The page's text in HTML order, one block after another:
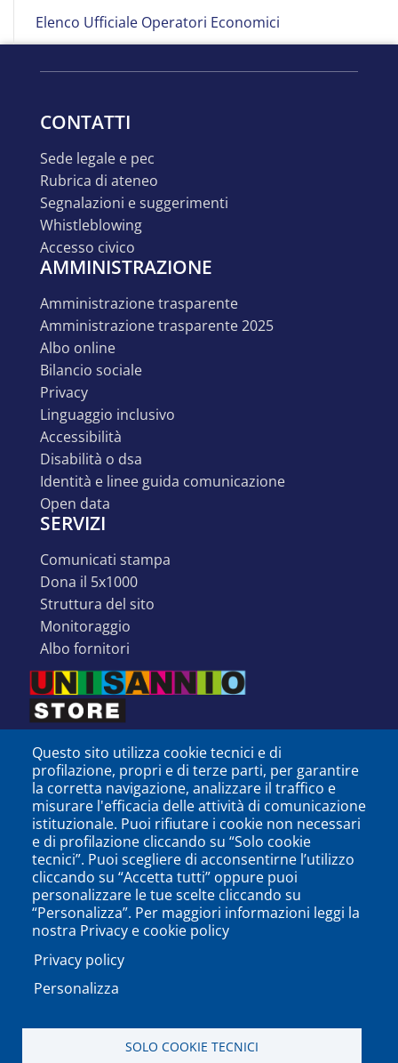
Elenco Ufficiale Operatori Economici
CONTATTI
sede legale e pec
rubrica di ateneo
segnalazioni e suggerimenti
whistleblowing
accesso civico
AMMINISTRAZIONE
amministrazione trasparente
amministrazione trasparente 2025
albo online
bilancio sociale
privacy
linguaggio inclusivo
accessibilità
disabilità o dsa
identità e linee guida comunicazione
open data
SERVIZI
comunicati stampa
dona il 5x1000
struttura del sito
monitoraggio
albo fornitori
SEGUICI SU
PODCAST
Questo sito utilizza cookie tecnici e di
profilazione, propri e di terze parti, per garantire
la corretta navigazione, analizzare il traffico e
misurare l'efficacia delle attività di comunicazione
istituzionale. Puoi rifiutare i cookie non necessari
e di profilazione cliccando su “Solo cookie
tecnici”. Puoi scegliere di acconsentirne l’utilizzo
cliccando su “Accetta tutti” oppure puoi
personalizzare le tue scelte cliccando su
“Personalizza”. Per maggiori informazioni leggi la
nostra Privacy e cookie policy
Privacy policy
Personalizza
SOLO COOKIE TECNICI